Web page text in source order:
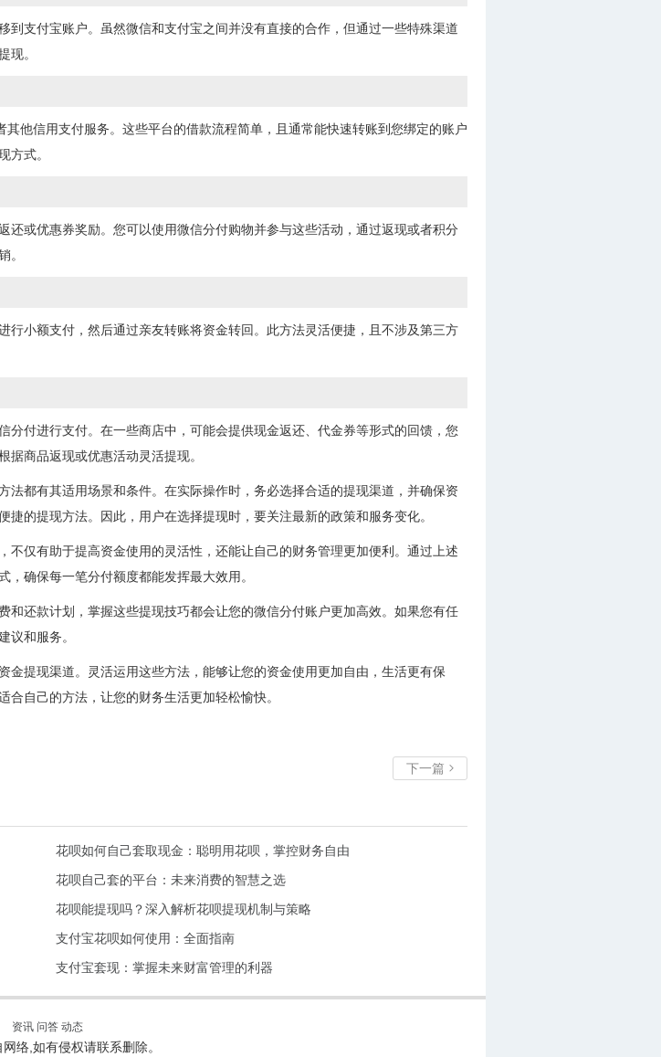
支付宝账户。虽然微信和支付宝之间并没有直接的合作，但通过一些特殊渠道
现。
他信用支付服务。这些平台的借款流程简单，且通常能快速转账到您绑定的账户
方式。
还或优惠券奖励。您可以使用微信分付购物并参与这些活动，通过返现或者积分
。
行小额支付，然后通过亲友转账将资金转回。此方法灵活便捷，且不涉及第三方
付进行支付。在一些商店中，可能会提供现金返还、代金券等形式的回馈，您
商品返现或优惠活动灵活提现。
都有其适用场景和条件。在实际操作时，务必选择合适的提现渠道，并确保资
的提现方法。因此，用户在选择提现时，要关注最新的政策和服务变化。
仅有助于提高资金使用的灵活性，还能让自己的财务管理更加便利。通过上述
确保每一笔分付额度都能发挥最大效用。
和还款计划，掌握这些提现技巧都会让您的微信分付账户更加高效。如果您有任
议和服务。
金提现渠道。灵活运用这些方法，能够让您的资金使用更加自由，生活更有保
自己的方法，让您的财务生活更加轻松愉快。
下一篇 
花呗如何自己套取现金：聪明用花呗，掌控财务自由
花呗自己套的平台：未来消费的智慧之选
花呗能提现吗？深入解析花呗提现机制与策略
支付宝花呗如何使用：全面指南
支付宝套现：掌握未来财富管理的利器
资讯 问答 动态
络,如有侵权请联系删除。